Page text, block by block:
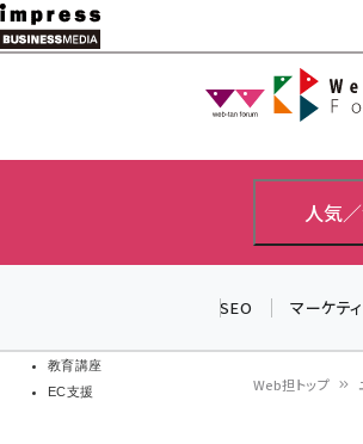
メ
イ
教育講座
EC支援
人気
SEO マーケテ
Web担トップ